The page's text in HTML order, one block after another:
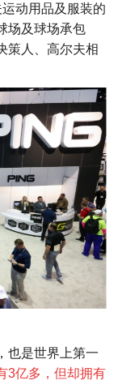
动用品及服装的
场及球场承包
策人、高尔夫相
是世界上第一
3亿多，但却拥有